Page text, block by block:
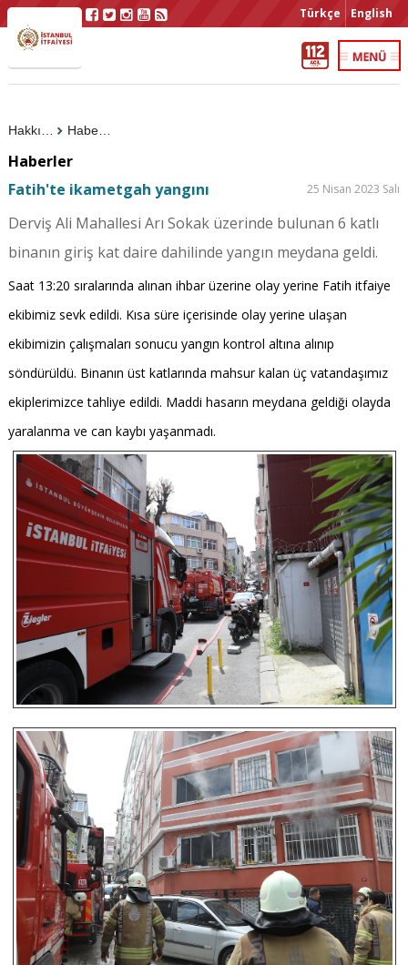
Türkçe English
Haberler
Haberler
Fatih'te ikametgah yangını
25 Nisan 2023 Salı
Derviş Ali Mahallesi Arı Sokak üzerinde bulunan 6 katlı
binanın giriş kat daire dahilinde yangın meydana geldi.
Saat 13:20 sıralarında alınan ihbar üzerine olay yerine Fatih itfaiye
ekibimiz sevk edildi. Kısa süre içerisinde olay yerine ulaşan
ekibimizin çalışmaları sonucu yangın kontrol altına alınıp
söndürüldü. Binanın üst katlarında mahsur kalan üç vatandaşımız
ekiplerimizce tahliye edildi. Maddi hasarın meydana geldiği olayda
yaralanma ve can kaybı yaşanmadı.